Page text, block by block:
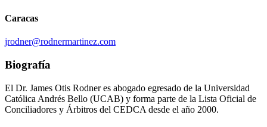
Caracas
jrodner@rodnermartinez.com
Biografía
El Dr. James Otis Rodner es abogado egresado de la Universidad
Católica Andrés Bello (UCAB) y forma parte de la Lista Oficial de
Conciliadores y Árbitros del CEDCA desde el año 2000.